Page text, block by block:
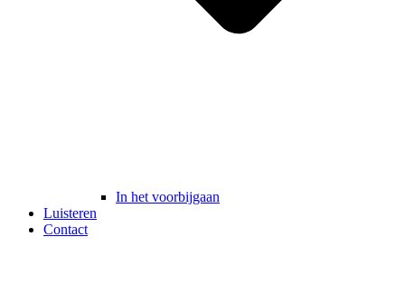
In het voorbijgaan
Luisteren
Contact